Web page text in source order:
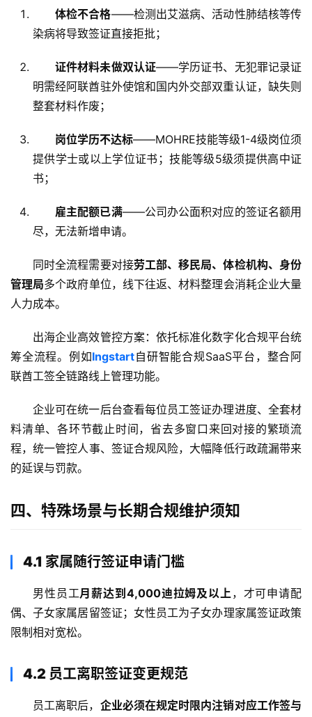
开
全
方
球
照
社
区
态
合
作
伙
专
体检不合格——检测出艾滋病、活动性肺结核等传
染病将导致签证直接拒批；
证件材料未做双认证——学历证书、无犯罪记录证
明需经阿联酋驻外使馆和国内外交部双重认证，缺失则
整套材料作废；
岗位学历不达标——MOHRE技能等级1-4级岗位须
提供学士或以上学位证书；技能等级5级须提供高中证
书 ；
雇主配额已满——公司办公面积对应的签证名额用
尽，无法新增申请。
同时全流程需要对接劳工部、移民局、体检机构、身份
管理局多个政府单位，线下往返、材料整理会消耗企业大量
人力成本。
出海企业高效管控方案：依托标准化数字化合规平台统
筹全流程。例如Ingstart自研智能合规SaaS平台，整合阿
联酋工签全链路线上管理功能。
企业可在统一后台查看每位员工签证办理进度、全套材
料清单、各环节截止时间，省去多窗口来回对接的繁琐流
程，统一管控人事、签证合规风险，大幅降低行政疏漏带来
的延误与罚款。
四、特殊场景与长期合规维护须知
4.1 家属随行签证申请门槛
男性员工月薪达到4,000迪拉姆及以上，才可申请配
偶、子女家属居留签证 ；女性员工为子女办理家属签证政策
限制相对宽松。
4.2 员工离职签证变更规范
员工离职后， 企业必须在规定时限内注销对应工作签与